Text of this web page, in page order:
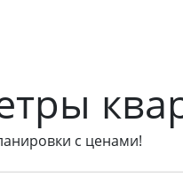
с ценами!